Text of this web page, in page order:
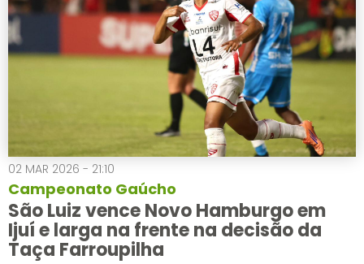
02 MAR 2026 - 21:10
Campeonato Gaúcho
São Luiz vence Novo Hamburgo em
Ijuí e larga na frente na decisão da
Taça Farroupilha